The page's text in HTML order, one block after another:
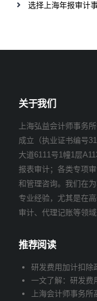
选择上海年报审计
关于我们
上海弘益会计师事务
成立（执业证书编号
大道6111号1幢1层
报表审计；各类专项
和管理咨询。我们在
专业经验，尤其是在
审计、代理记账等领
推荐阅读
研发费用加计扣除
一文了解：研发费
上海会计师事务